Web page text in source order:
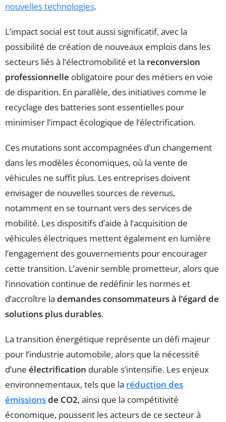
nouvelles technologies.
L’impact social est tout aussi significatif, avec la
possibilité de création de nouveaux emplois dans les
secteurs liés à l’électromobilité et la reconversion
professionnelle obligatoire pour des métiers en voie
de disparition. En parallèle, des initiatives comme le
recyclage des batteries sont essentielles pour
minimiser l’impact écologique de l’électrification.
Ces mutations sont accompagnées d’un changement
dans les modèles économiques, où la vente de
véhicules ne suffit plus. Les entreprises doivent
envisager de nouvelles sources de revenus,
notamment en se tournant vers des services de
mobilité. Les dispositifs d’aide à l’acquisition de
véhicules électriques mettent également en lumière
l’engagement des gouvernements pour encourager
cette transition. L’avenir semble prometteur, alors que
l’innovation continue de redéfinir les normes et
d’accroître la demandes consommateurs à l’égard de
solutions plus durables.
La transition énergétique représente un défi majeur
pour l’industrie automobile, alors que la nécessité
d’une électrification durable s’intensifie. Les enjeux
environnementaux, tels que la réduction des
émissionsde CO2, ainsi que la compétitivité
économique, poussent les acteurs de ce secteur à